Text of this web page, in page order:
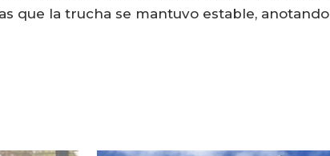
que la trucha se mantuvo estable, anotando